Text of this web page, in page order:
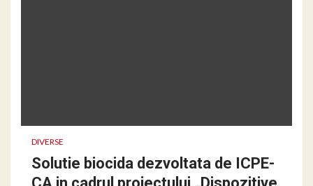
DIVERSE
Solutie biocida dezvoltata de ICPE-